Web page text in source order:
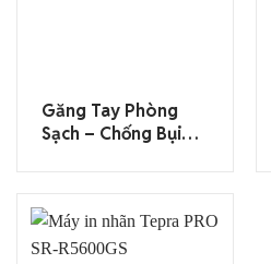
Găng Tay Phòng
Sạch – Chống Bụi